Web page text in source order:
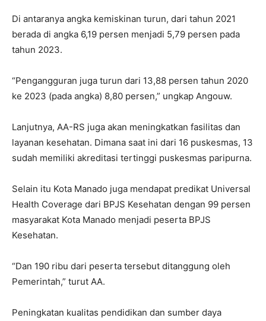
Di antaranya angka kemiskinan turun, dari tahun 2021
berada di angka 6,19 persen menjadi 5,79 persen pada
tahun 2023.
“Pengangguran juga turun dari 13,88 persen tahun 2020
ke 2023 (pada angka) 8,80 persen,” ungkap Angouw.
Lanjutnya, AA-RS juga akan meningkatkan fasilitas dan
layanan kesehatan. Dimana saat ini dari 16 puskesmas, 13
sudah memiliki akreditasi tertinggi puskesmas paripurna.
Selain itu Kota Manado juga mendapat predikat Universal
Health Coverage dari BPJS Kesehatan dengan 99 persen
masyarakat Kota Manado menjadi peserta BPJS
Kesehatan.
“Dan 190 ribu dari peserta tersebut ditanggung oleh
Pemerintah,” turut AA.
Peningkatan kualitas pendidikan dan sumber daya